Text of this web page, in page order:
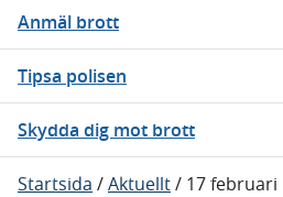
Anmäl brott
Tipsa polisen
Skydda dig mot brott
Startsida /Aktuellt/ 17 februari